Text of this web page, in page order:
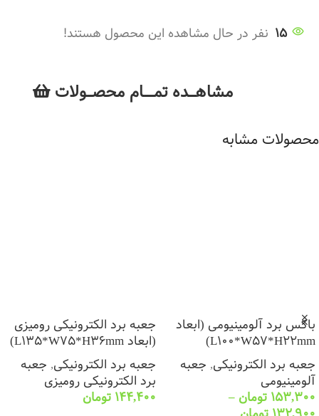
15 نفر در حال مشاهده این محصول هستند!
مشاهــــده تمــــــام محصـــولات
محصولات مشابه
باکس برد آلومینیومی (ابعاد
L100*W57*H22mm)
جعبه برد الکترونیکی, جعبه
آلومینیومی
153,300 تومان –
جعبه برد الکترونیکی رومیزی
(ابعاد L135*W75*H36mm)
جعبه برد الکترونیکی, جعبه
برد الکترونیکی رومیزی
144,400 تومان